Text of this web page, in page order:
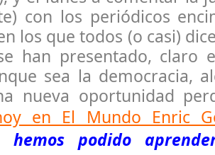
con los periódicos
los que todos (o casi)
han presentado, claro
sea la democracia,
nueva oportunidad
en El Mundo Enric
hemos podido